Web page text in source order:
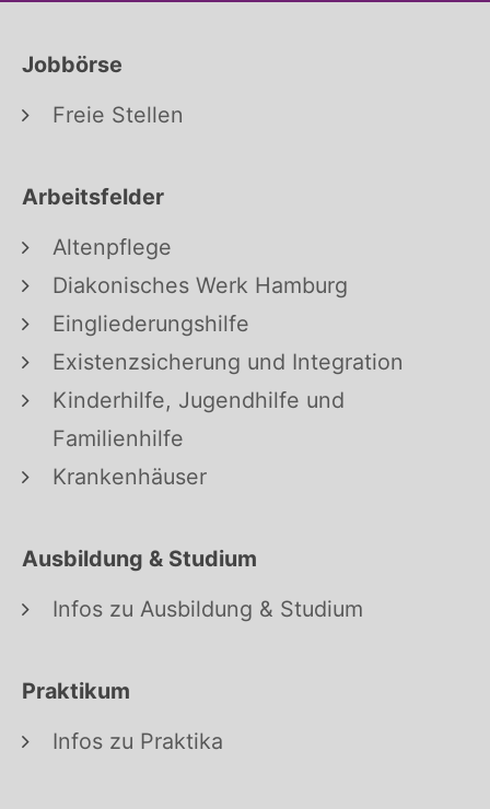
Jobbörse
Freie Stellen
Arbeitsfelder
Altenpflege
Diakonisches Werk Hamburg
Eingliederungshilfe
Existenzsicherung und Integration
Kinderhilfe, Jugendhilfe und
Familienhilfe
Krankenhäuser
Ausbildung & Studium
Infos zu Ausbildung & Studium
Praktikum
Infos zu Praktika